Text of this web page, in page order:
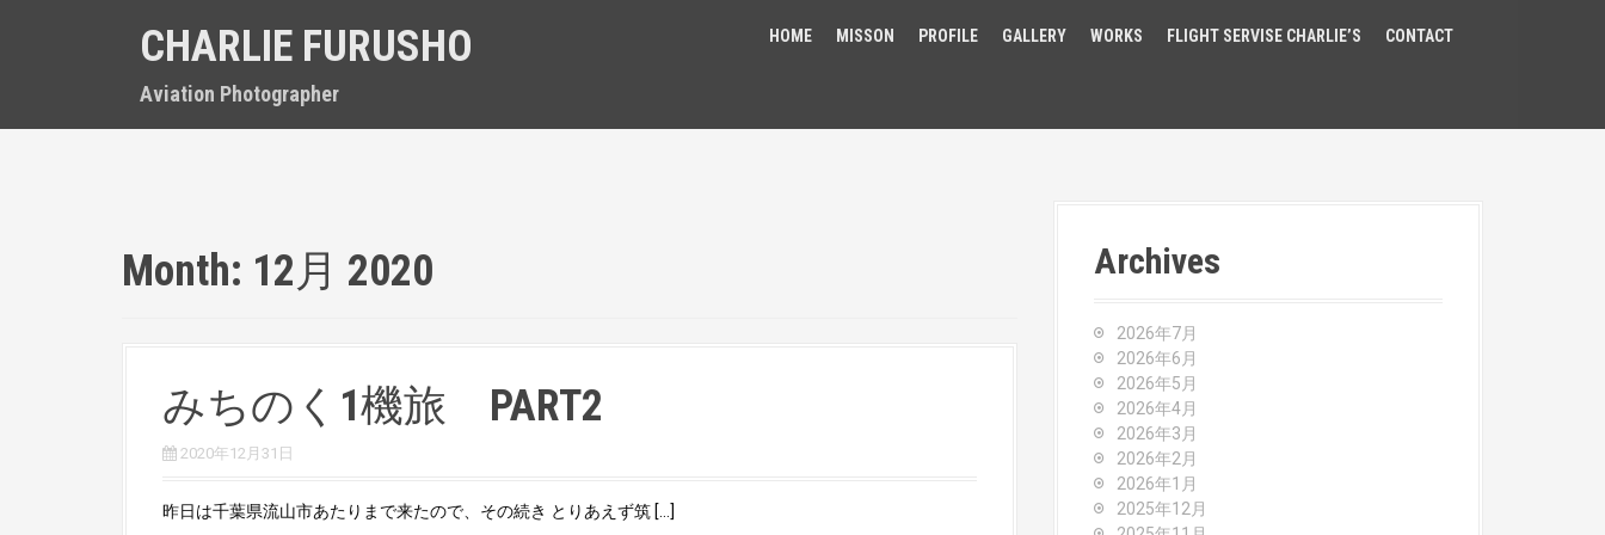
CHARLIE FURUSHO
Aviation Photographer
HOME MISSON PROFILE GALLERY WORKS FLIGHT SERVISE CHARLIE’S CONTACT
Month: 12月 2020
みちのく1機旅 PART2
2020年12月31日
昨日は千葉県流山市あたりまで来たので、その続き とりあえず筑 […]
Archives
2026年7月
2026年6月
2026年5月
2026年4月
2026年3月
2026年2月
2026年1月
2025年12月